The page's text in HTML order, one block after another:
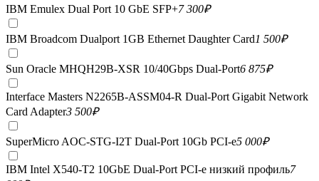
IBM Emulex Dual Port 10 GbE SFP+7 300₽
IBM Broadcom Dualport 1GB Ethernet Daughter Card1 500₽
Sun Oracle MHQH29B-XSR 10/40Gbps Dual-Port6 875₽
Interface Masters N2265B-ASSM04-R Dual-Port Gigabit Network
Card Adapter3 500₽
SuperMicro AOC-STG-I2T Dual-Port 10Gb PCI-e5 000₽
IBM Intel X540-T2 10GbE Dual-Port PCI-e низкий профиль7